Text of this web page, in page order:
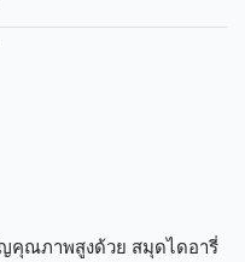
คุณภาพสูงด้วย สมุดไดอารี่